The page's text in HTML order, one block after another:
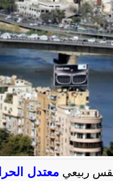
ربيعي معتدل